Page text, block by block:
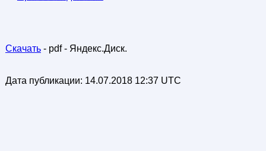
Скачать- pdf - Яндекс.Диск.
Дата публикации: 14.07.2018 12:37 UTC